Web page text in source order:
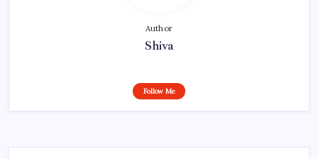
Author
Shiva
Follow Me